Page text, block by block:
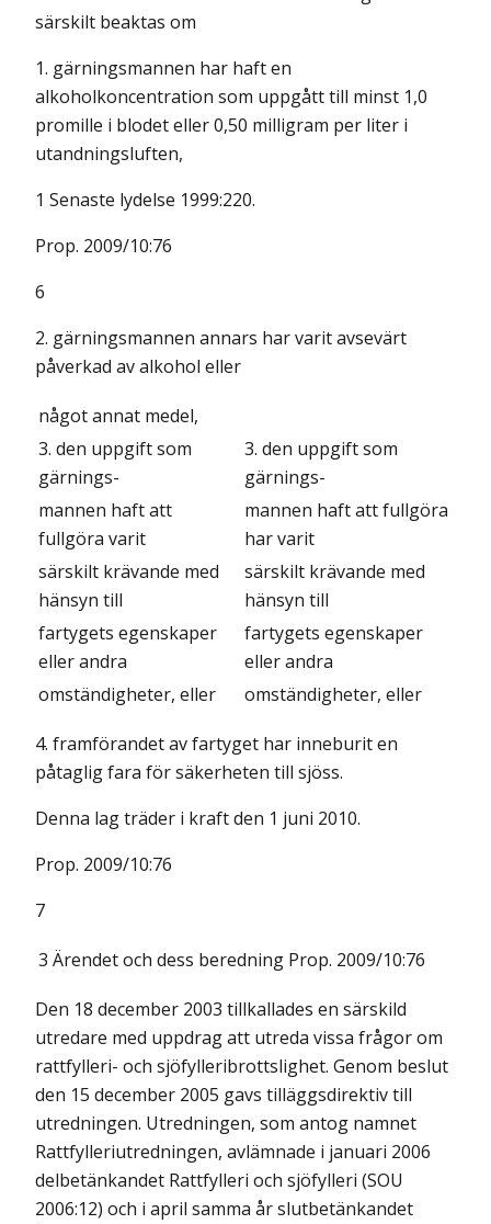
särskilt beaktas om
1. gärningsmannen har haft en
alkoholkoncentration som uppgått till minst 1,0
promille i blodet eller 0,50 milligram per liter i
utandningsluften,
1 Senaste lydelse 1999:220.
Prop. 2009/10:76
6
2. gärningsmannen annars har varit avsevärt
påverkad av alkohol eller
något annat medel,
3. den uppgift som
gärnings-
3. den uppgift som
gärnings-
mannen haft att
fullgöra varit
mannen haft att fullgöra
har varit
särskilt krävande med
hänsyn till
särskilt krävande med
hänsyn till
fartygets egenskaper
eller andra
fartygets egenskaper
eller andra
omständigheter, eller
omständigheter, eller
4. framförandet av fartyget har inneburit en
påtaglig fara för säkerheten till sjöss.
Denna lag träder i kraft den 1 juni 2010.
Prop. 2009/10:76
7
3 Ärendet och dess beredning Prop. 2009/10:76
Den 18 december 2003 tillkallades en särskild
utredare med uppdrag att utreda vissa frågor om
rattfylleri- och sjöfylleribrottslighet. Genom beslut
den 15 december 2005 gavs tilläggsdirektiv till
utredningen. Utredningen, som antog namnet
Rattfylleriutredningen, avlämnade i januari 2006
delbetänkandet Rattfylleri och sjöfylleri (SOU
2006:12) och i april samma år slutbetänkandet